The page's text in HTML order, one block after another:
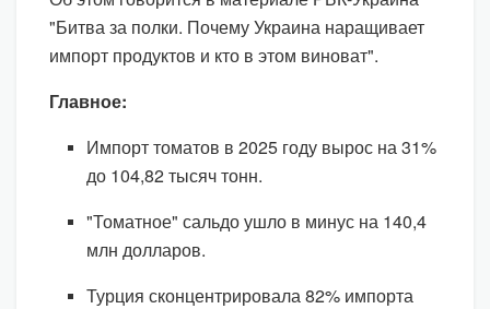
"Битва за полки. Почему Украина наращивает
импорт продуктов и кто в этом виноват".
Главное:
Импорт томатов в 2025 году вырос на 31%
до 104,82 тысяч тонн.
"Томатное" сальдо ушло в минус на 140,4
млн долларов.
Турция сконцентрировала 82% импорта